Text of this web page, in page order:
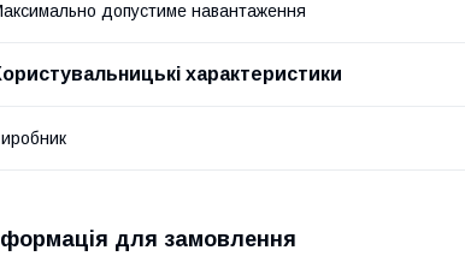
допустиме навантаження
характеристики
для замовлення